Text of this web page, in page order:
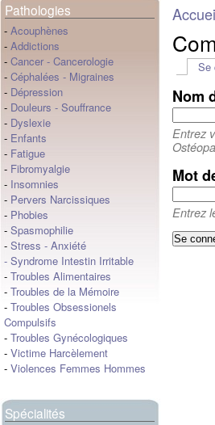
Pathologies
- Acouphènes
- Addictions
- Cancer - Cancerologie
- Céphalées - Migraines
- Dépression
- Douleurs - Souffrance
- Dyslexie
- Enfants
- Fatigue
- Fibromyalgie
- Insomnies
- Pervers Narcissiques
- Phobies
- Spasmophilie
- Stress - Anxiété
- Syndrome Intestin Irritable
- Troubles Alimentaires
- Troubles de la Mémoire
- Troubles Obsessionels
Compulsifs
- Troubles Gynécologiques
- Victime Harcèlement
- Violences Femmes Hommes
Spécialités
Se
Nom
Entrez
Mot
Entrez